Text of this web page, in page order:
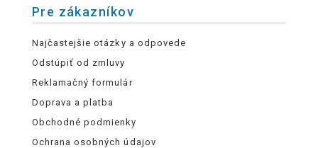
Pre zákazníkov
Najčastejšie otázky a odpovede
Odstúpiť od zmluvy
Reklamačný formulár
Doprava a platba
Obchodné podmienky
Ochrana osobných údajov